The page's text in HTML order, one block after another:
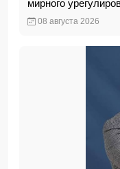
мирного
08 августа 2026